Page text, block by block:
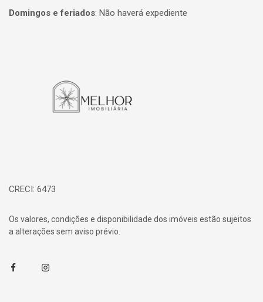
Domingos e feriados: Não haverá expediente
CRECI: 6473
Os valores, condições e disponibilidade dos imóveis estão sujeitos
a alterações sem aviso prévio.
FacebookInstagram